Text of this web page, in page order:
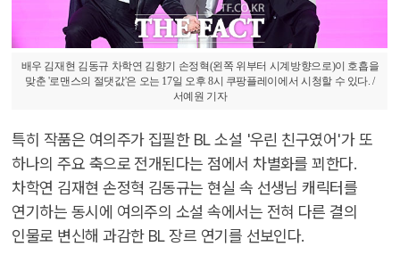
배우 김재현 김동규 차학연 김향기 손정혁(왼쪽 위부터 시계방향으로)이 호흡을
맞춘 '로맨스의 절댓값'은 오는 17일 오후 8시 쿠팡플레이에서 시청할 수 있다. /
서예원 기자
특히 작품은 여의주가 집필한 BL 소설 '우린 친구였어'가 또
하나의 주요 축으로 전개된다는 점에서 차별화를 꾀한다.
차학연 김재현 손정혁 김동규는 현실 속 선생님 캐릭터를
연기하는 동시에 여의주의 소설 속에서는 전혀 다른 결의
인물로 변신해 과감한 BL 장르 연기를 선보인다.